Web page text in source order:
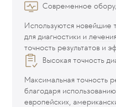
Современное
Используются новейшие
для диагностики и
точность результатов и
Высокая точность
Максимальная точность
благодаря
европейских,